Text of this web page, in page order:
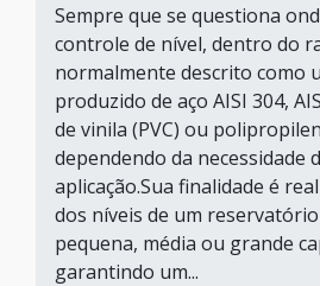
Sempre que se questiona
controle de nível, dentro do
normalmente descrito como
produzido de aço AISI 304,
de vinila (PVC) ou
dependendo da necessidade
aplicação.Sua finalidade é
dos níveis de um
pequena, média ou grande
garantindo um...